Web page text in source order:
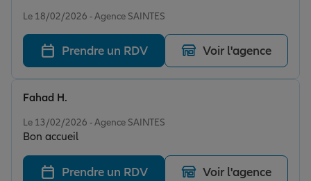
Le 18/02/2026 - Agence SAINTES
Prendre un RDV Voir l'agence
Le 13/02/2026 - Agence SAINTES
Bon accueil
Fahad H.
Prendre un RDV Voir l'agence